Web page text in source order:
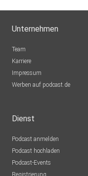
Unternehmen
Team
Karriere
Impressum
Werben auf podcast.de
Dienst
Podcast anmelden
Podcast hochladen
Podcast-Events
Registrierung